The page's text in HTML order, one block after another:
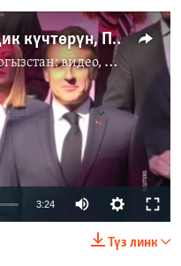
Украина: Европа бейпилдик күчтөрүн, Путин "сырттан башкарууну" сунуштады
фото, кабарлар
available
3:24
240p
Түз линк